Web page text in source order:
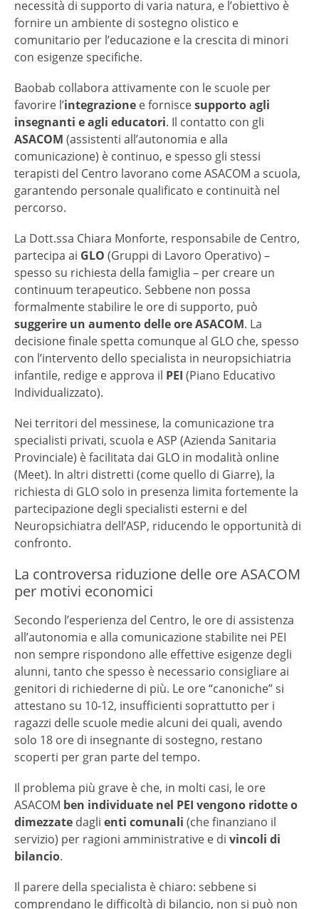
necessità di supporto di varia natura, e l’obiettivo è
fornire un ambiente di sostegno olistico e
comunitario per l’educazione e la crescita di minori
con esigenze specifiche.
Baobab collabora attivamente con le scuole per
favorire l’integrazione e forniscesupporto agli
insegnanti e agli educatori. Il contatto con gli
ASACOM (assistenti all’autonomia e alla
comunicazione) è continuo, e spesso gli stessi
terapisti del Centro lavorano come ASACOM a scuola,
garantendo personale qualificato e continuità nel
percorso.
La Dott.ssa Chiara Monforte, responsabile de Centro,
partecipa ai GLO (Gruppi di Lavoro Operativo) –
spesso su richiesta della famiglia – per creare un
continuum terapeutico. Sebbene non possa
formalmente stabilire le ore di supporto, può
suggerire un aumento delle ore ASACOM. La
decisione finale spetta comunque al GLO che, spesso
con l’intervento dello specialista in neuropsichiatria
infantile, redige e approva il PEI (Piano Educativo
Individualizzato).
Nei territori del messinese, la comunicazione tra
specialisti privati, scuola e ASP (Azienda Sanitaria
Provinciale) è facilitata dai GLO in modalità online
(Meet). In altri distretti (come quello di Giarre), la
richiesta di GLO solo in presenza limita fortemente la
partecipazione degli specialisti esterni e del
Neuropsichiatra dell’ASP, riducendo le opportunità di
confronto.
La controversa riduzione delle ore ASACOM
per motivi economici
Secondo l’esperienza del Centro, le ore di assistenza
all’autonomia e alla comunicazione stabilite nei PEI
non sempre rispondono alle effettive esigenze degli
alunni, tanto che spesso è necessario consigliare ai
genitori di richiederne di più. Le ore “canoniche” si
attestano su 10-12, insufficienti soprattutto per i
ragazzi delle scuole medie alcuni dei quali, avendo
solo 18 ore di insegnante di sostegno, restano
scoperti per gran parte del tempo.
Il problema più grave è che, in molti casi, le ore
ASACOM ben individuate nel PEI vengono ridotte o
dimezzate dagli enti comunali (che finanziano il
servizio) per ragioni amministrative e di vincoli di
bilancio.
Il parere della specialista è chiaro: sebbene si
comprendano le difficoltà di bilancio, non si può non